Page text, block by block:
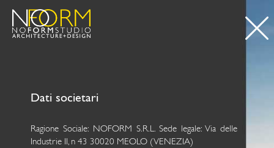
Dati societari
Ragione Sociale: NOFORM S.R.L. Sede legale: Via delle
Industrie II, n 43 30020 MEOLO (VENEZIA)